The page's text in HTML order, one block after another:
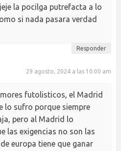
la pocilga putrefacta a lo
si nada pasara verdad
Responder
29 agosto, 2024 a las 10:00 am
futolisticos, el Madrid
lo sufro porque siempre
pero al Madrid lo
las exigencias no son las
europa tiene que ganar